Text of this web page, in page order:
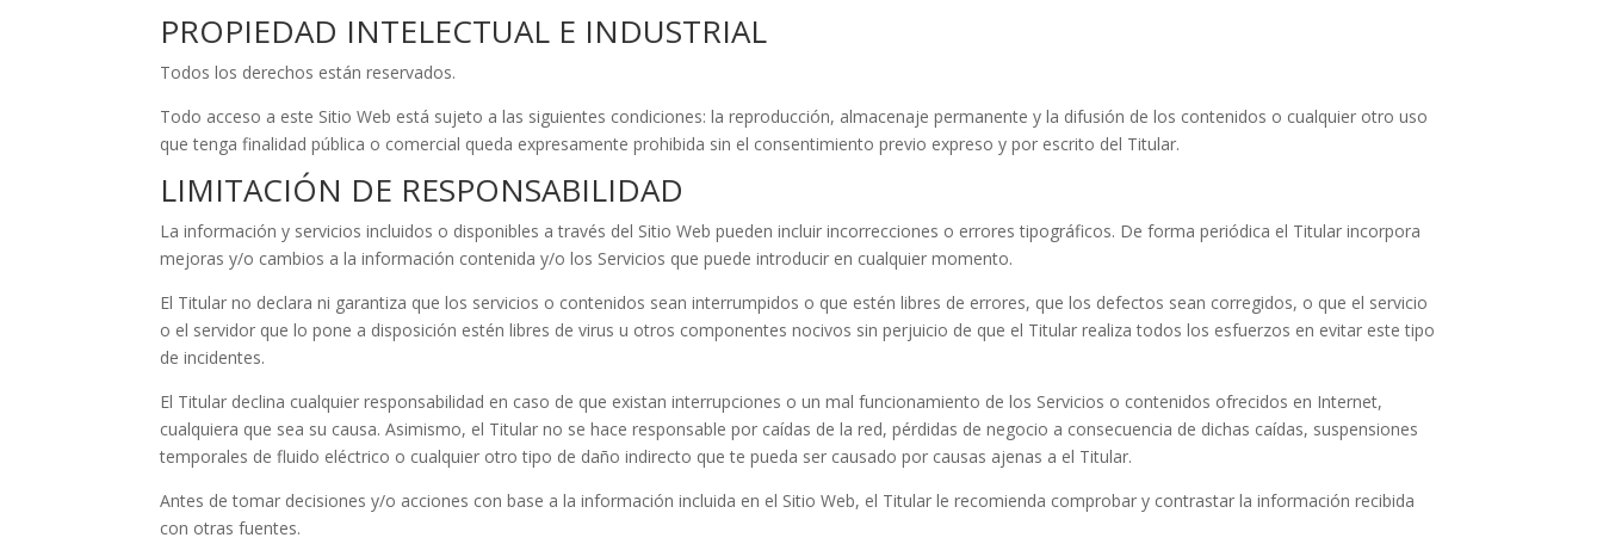
PROPIEDAD INTELECTUAL E INDUSTRIAL
Todos los derechos están reservados.
Todo acceso a este Sitio Web está sujeto a las siguientes condiciones: la reproducción, almacenaje permanente y la difusión de los contenidos o cualquier otro uso
que tenga finalidad pública o comercial queda expresamente prohibida sin el consentimiento previo expreso y por escrito del Titular.
LIMITACIÓN DE RESPONSABILIDAD
La información y servicios incluidos o disponibles a través del Sitio Web pueden incluir incorrecciones o errores tipográficos. De forma periódica el Titular incorpora
mejoras y/o cambios a la información contenida y/o los Servicios que puede introducir en cualquier momento.
El Titular no declara ni garantiza que los servicios o contenidos sean interrumpidos o que estén libres de errores, que los defectos sean corregidos, o que el servicio
o el servidor que lo pone a disposición estén libres de virus u otros componentes nocivos sin perjuicio de que el Titular realiza todos los esfuerzos en evitar este tipo
de incidentes.
El Titular declina cualquier responsabilidad en caso de que existan interrupciones o un mal funcionamiento de los Servicios o contenidos ofrecidos en Internet,
cualquiera que sea su causa. Asimismo, el Titular no se hace responsable por caídas de la red, pérdidas de negocio a consecuencia de dichas caídas, suspensiones
temporales de fluido eléctrico o cualquier otro tipo de daño indirecto que te pueda ser causado por causas ajenas a el Titular.
Antes de tomar decisiones y/o acciones con base a la información incluida en el Sitio Web, el Titular le recomienda comprobar y contrastar la información recibida
con otras fuentes.